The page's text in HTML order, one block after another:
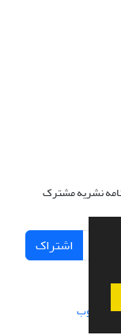
نشریه مشترک
اشتراک
سیناوب